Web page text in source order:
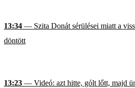
13:34 — Szita Donát sérülései miatt a
döntött
13:23 — Videó: azt hitte, gólt lőtt, majd